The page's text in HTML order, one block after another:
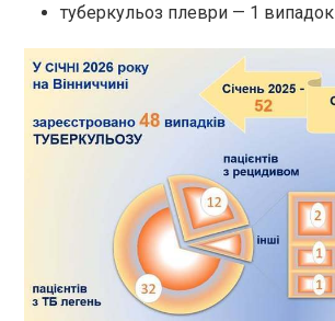
туберкульоз плеври — 1 випадок